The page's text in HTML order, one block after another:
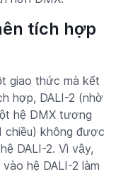
tích hợp
giao thức mà kết
hợp, DALI-2 (nhờ
hệ DMX tương
chiều) không được
DALI-2. Vì vậy,
hệ DALI-2 làm